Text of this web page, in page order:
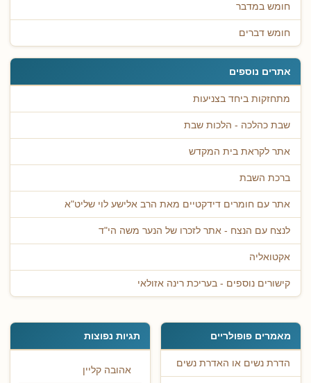
חומש במדבר
חומש דברים
אתרים נוספים
מתחזקות ביחד בצניעות
שבת כהלכה - הלכות שבת
אתר לקראת בית המקדש
ברכת השבת
אתר עם חומרים דידקטיים מאת הרב אלישע לוי שליט"א
לנצח עם הנצח - אתר לזכרו של הנער משה הי"ד
אקטואליה
קישורים נוספים - בעריכת רינה אזולאי
מאמרים פופולריים
הדרת נשים או האדרת נשים
תגיות נפוצות
אהובה קליין